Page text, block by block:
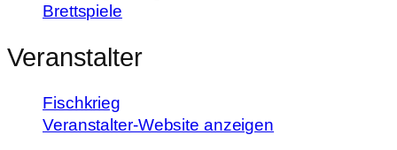
Brettspiele
Veranstalter
Fischkrieg
Veranstalter-Website anzeigen